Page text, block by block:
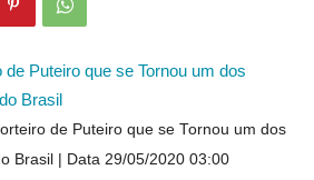
Puteiro que se Tornou um dos
Brasil
de Puteiro que se Tornou um dos
Brasil
Data 29/05/2020 03:00